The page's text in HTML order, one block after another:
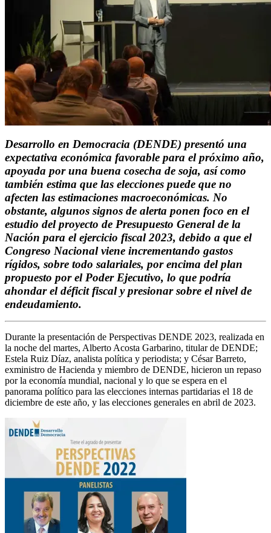
Desarrollo en Democracia (DENDE) presentó una
expectativa económica favorable para el próximo año,
apoyada por una buena cosecha de soja, así como
también estima que las elecciones puede que no
afecten las estimaciones macroeconómicas. No
obstante, algunos signos de alerta ponen foco en el
estudio del proyecto de Presupuesto General de la
Nación para el ejercicio fiscal 2023, debido a que el
Congreso Nacional viene incrementando gastos
rígidos, sobre todo salariales, por encima del plan
propuesto por el Poder Ejecutivo, lo que podría
ahondar el déficit fiscal y presionar sobre el nivel de
endeudamiento.
Durante la presentación de Perspectivas DENDE 2023, realizada en
la noche del martes, Alberto Acosta Garbarino, titular de DENDE;
Estela Ruiz Díaz, analista política y periodista; y César Barreto,
exministro de Hacienda y miembro de DENDE, hicieron un repaso
por la economía mundial, nacional y lo que se espera en el
panorama político para las elecciones internas partidarias el 18 de
diciembre de este año, y las elecciones generales en abril de 2023.